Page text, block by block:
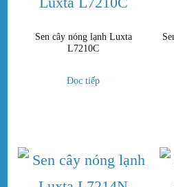
Sen cây nóng lạnh Luxta
L7210C
Đọc tiếp